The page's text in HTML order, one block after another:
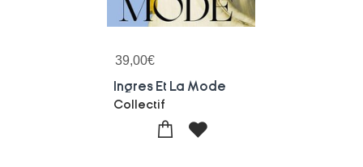
39,00€
Ingres Et La Mode
Collectif